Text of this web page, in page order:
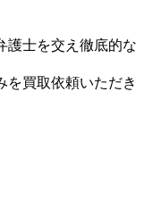
士を交え徹底的な
を買取依頼いただき